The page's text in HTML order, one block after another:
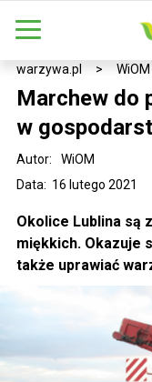
warzywa.pl > WiOM
Marchew do
w
Data: 16 lutego 2021
Autor: WiOM
Okolice Lublina są
miękkich. Okazuje
także uprawiać